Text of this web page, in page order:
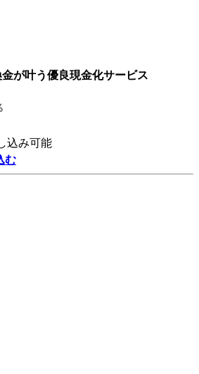
が叶う優良現金化サービス
込み可能
む